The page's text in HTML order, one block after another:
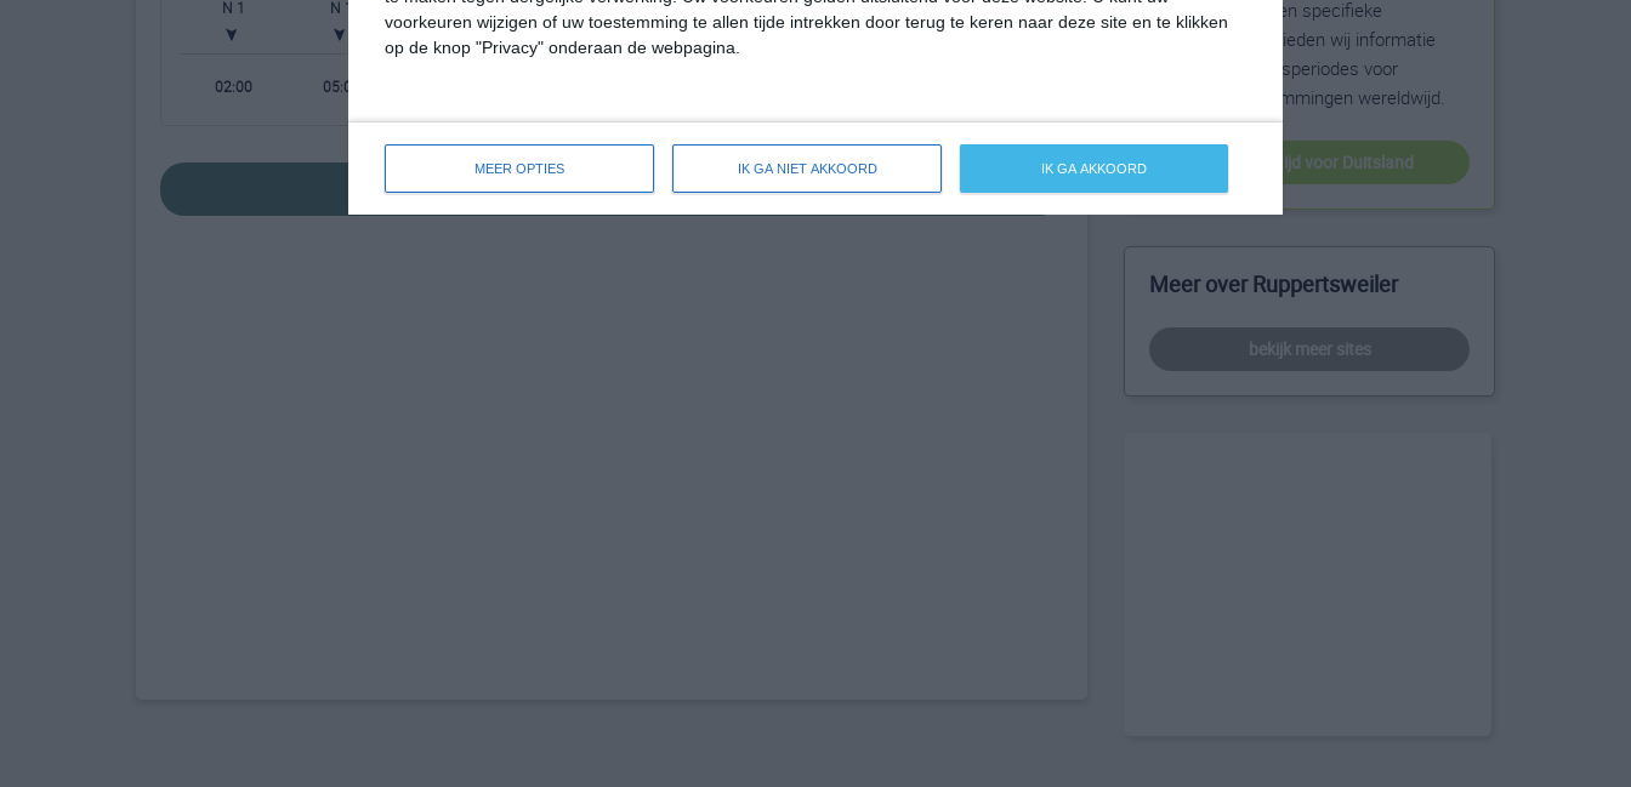
voorkeuren wijzigen of uw toestemming te allen tijde intrekken door terug te keren naar deze site en te klikken
op de knop "Privacy" onderaan de webpagina.
MEER OPTIES IK GA NIET AKKOORD IK GA AKKOORD
N 1 N 1 NNW 1 O 2 O 2 OZO 2 O 1 NNO 1
02:00 05:00
bekijk de uitgebreide weersverwachting voor Ruppertsweiler
weersextremen en specifieke
weerinformatie bieden wij informatie
over de beste reisperiodes voor
duizenden bestemmingen wereldwijd.
beste reistijd voor Duitsland
Meer over Ruppertsweiler
bekijk meer sites